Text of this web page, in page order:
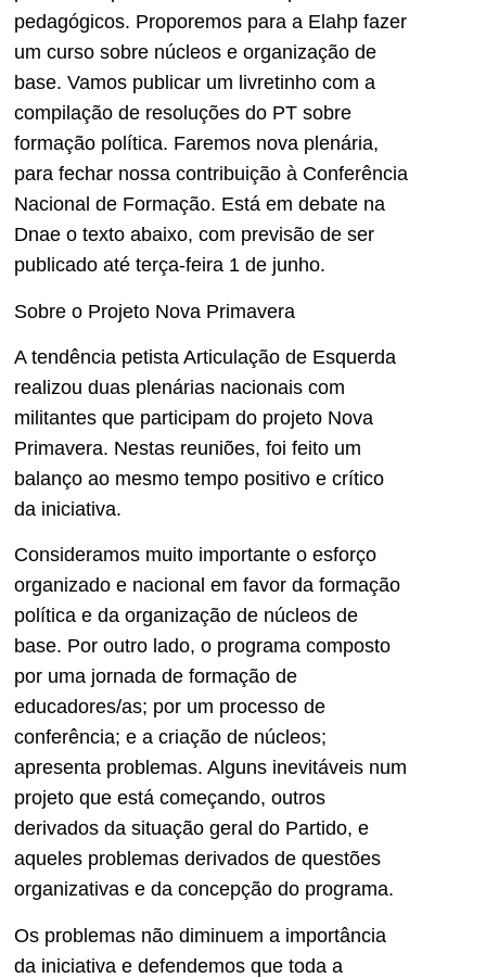
pedagógicos. Proporemos para a Elahp fazer
um curso sobre núcleos e organização de
base. Vamos publicar um livretinho com a
compilação de resoluções do PT sobre
formação política. Faremos nova plenária,
para fechar nossa contribuição à Conferência
Nacional de Formação. Está em debate na
Dnae o texto abaixo, com previsão de ser
publicado até terça-feira 1 de junho.
Sobre o Projeto Nova Primavera
A tendência petista Articulação de Esquerda
realizou duas plenárias nacionais com
militantes que participam do projeto Nova
Primavera. Nestas reuniões, foi feito um
balanço ao mesmo tempo positivo e crítico
da iniciativa.
Consideramos muito importante o esforço
organizado e nacional em favor da formação
política e da organização de núcleos de
base. Por outro lado, o programa composto
por uma jornada de formação de
educadores/as; por um processo de
conferência; e a criação de núcleos;
apresenta problemas. Alguns inevitáveis num
projeto que está começando, outros
derivados da situação geral do Partido, e
aqueles problemas derivados de questões
organizativas e da concepção do programa.
Os problemas não diminuem a importância
da iniciativa e defendemos que toda a